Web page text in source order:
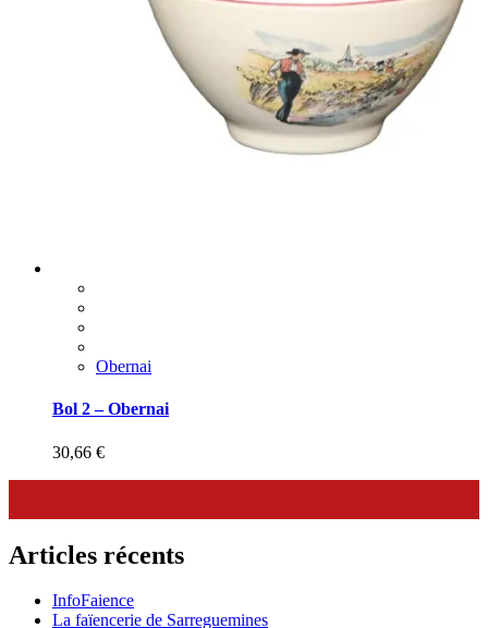
Obernai
Bol 2 – Obernai
30,66 €
Articles récents
InfoFaience
La faïencerie de Sarreguemines